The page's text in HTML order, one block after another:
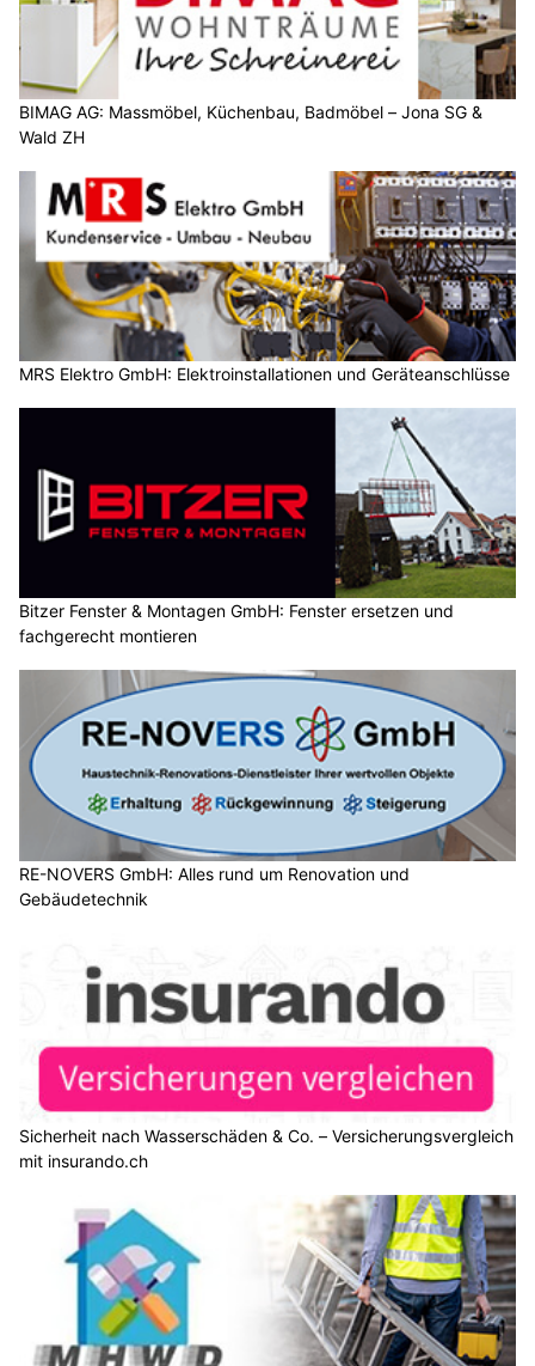
BIMAG AG: Massmöbel, Küchenbau, Badmöbel – Jona SG &
Wald ZH
MRS Elektro GmbH: Elektroinstallationen und Geräteanschlüsse
Bitzer Fenster & Montagen GmbH: Fenster ersetzen und
fachgerecht montieren
RE-NOVERS GmbH: Alles rund um Renovation und
Gebäudetechnik
Sicherheit nach Wasserschäden & Co. – Versicherungsvergleich
mit insurando.ch